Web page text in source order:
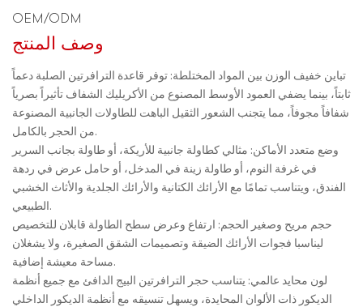
OEM/ODM
وصف المنتج
تباين خفيف الوزن بين المواد المختلطة: توفر قاعدة الترافرتين الصلبة دعماً
ثابتاً، بينما يضفي العمود الأوسط المصنوع من الأكريليك الشفاف تأثيراً بصرياً
شفافاً مجوفاً، مما يتجنب الشعور الثقيل الباهت للطاولات الجانبية المصنوعة
من الحجر بالكامل.
وضع متعدد الأماكن: مثالي كطاولة جانبية للأريكة، أو طاولة بجانب السرير
في غرفة النوم، أو طاولة زينة في المدخل، أو حامل عرض في ردهة
الفندق، ويتناسب تمامًا مع الأرائك الكتانية والأرائك الجلدية والأثاث الخشبي
الطبيعي.
حجم مريح وصغير الحجم: ارتفاع وعرض سطح الطاولة قابلان للتخصيص
ليناسبا فجوات الأرائك الضيقة وتصميمات الشقق الصغيرة، ولا يشغلان
مساحة معيشة إضافية.
لون محايد عالمي: يتناسب حجر الترافرتين البيج الدافئ مع جميع أنظمة
الديكور ذات الألوان المحايدة، ويسهل تنسيقه مع أنظمة الديكور الداخلي